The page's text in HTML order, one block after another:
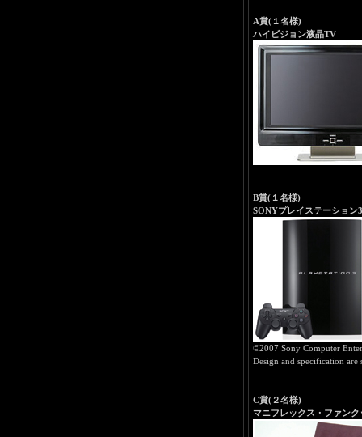
A賞(１名様)
ハイビジョン液晶TV
B賞(１名様)
SONYプレイステーション3
©2007 Sony Computer
Design and specification
C賞(２名様)
マニフレックス・ファン